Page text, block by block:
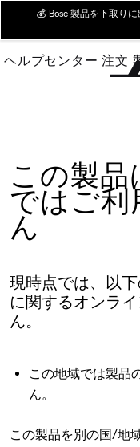
Main
💰 Bose 製品を下取り
ヘルプセンター 注文
この製
ではご
ん
現時点では、以
に関するオンラ
ん。
この地域では製品
ん。
この製品を別の国/地